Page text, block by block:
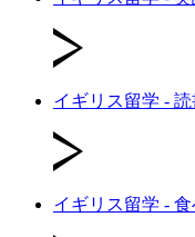
イギリス留学 -
イギリス留学 - 食